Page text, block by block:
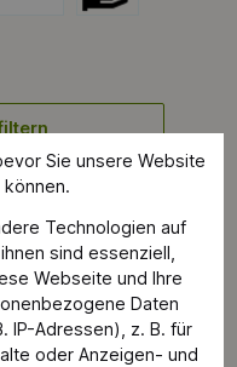
Sie unsere Website
Technologien auf
sind essenziell,
Webseite und Ihre
Daten
IP-Adressen), z. B. für
oder Anzeigen- und